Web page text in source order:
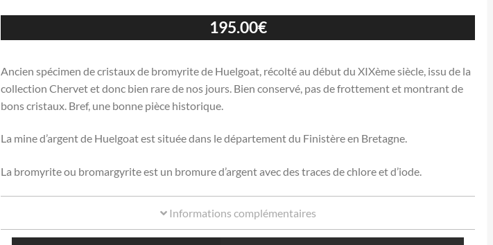
195.00€
Ancien spécimen de cristaux de bromyrite de Huelgoat, récolté au début du XIXème siècle, issu de la
collection Chervet et donc bien rare de nos jours. Bien conservé, pas de frottement et montrant de
bons cristaux. Bref, une bonne pièce historique.
La mine d’argent de Huelgoat est située dans le département du Finistère en Bretagne.
La bromyrite ou bromargyrite est un bromure d’argent avec des traces de chlore et d’iode.
Informations complémentaires